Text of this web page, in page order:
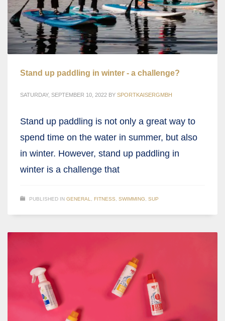
Stand up paddling in winter - a challenge?
SATURDAY, SEPTEMBER 10, 2022 BY SPORTKAISERGMBH
Stand up paddling is not only a great way to
spend time on the water in summer, but also
in winter. However, stand up paddling in
winter is a challenge that
PUBLISHED IN GENERAL FITNESS SWIMMING SUP